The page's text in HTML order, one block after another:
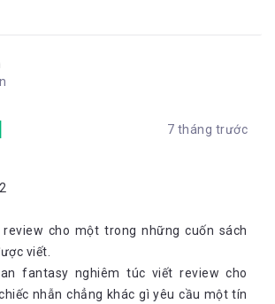
7 tháng trước
cho một trong những cuốn sách
viết.
fantasy nghiêm túc viết review cho
nhẫn chẳng khác gì yêu cầu một tín